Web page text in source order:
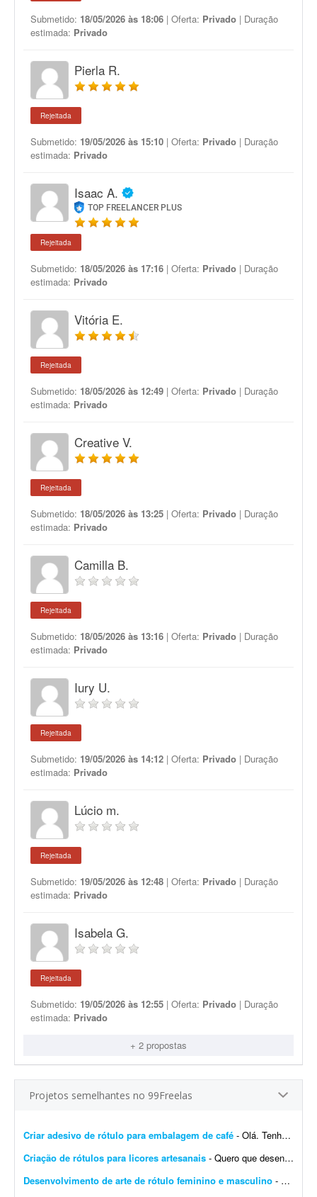
Submetido: 18/05/2026 às 18:06 | Oferta: Privado | Duração
estimada: Privado
Pierla R.
Rejeitada
Submetido: 19/05/2026 às 15:10 | Oferta: Privado | Duração
estimada: Privado
Isaac A.
TOP FREELANCER PLUS
Rejeitada
Submetido: 18/05/2026 às 17:16 | Oferta: Privado | Duração
estimada: Privado
Vitória E.
Rejeitada
Submetido: 18/05/2026 às 12:49 | Oferta: Privado | Duração
estimada: Privado
Creative V.
Rejeitada
Submetido: 18/05/2026 às 13:25 | Oferta: Privado | Duração
estimada: Privado
Camilla B.
Rejeitada
Submetido: 18/05/2026 às 13:16 | Oferta: Privado | Duração
estimada: Privado
Iury U.
Rejeitada
Submetido: 19/05/2026 às 14:12 | Oferta: Privado | Duração
estimada: Privado
Lúcio m.
Rejeitada
Submetido: 19/05/2026 às 12:48 | Oferta: Privado | Duração
estimada: Privado
Isabela G.
Rejeitada
Submetido: 19/05/2026 às 12:55 | Oferta: Privado | Duração
estimada: Privado
+ 2 propostas
Projetos semelhantes no 99Freelas
Criar adesivo de rótulo para embalagem de café - Olá. Tenho toda a ideia na cabeça: imagens, fontes e ilustrações de exemplo, mas preciso montar essa ideia em um rótulo adesivo para embalagem de café com ...
Criação de rótulos para licores artesanais - Quero que desenvolva rótulos para meus licores artesanais e faça uma análise do logotipo para verificar se é necessário melhorar ou não.
Desenvolvimento de arte de rótulo feminino e masculino - O trabalho refere-se ao desenvolvimento de uma arte para rótulo (feminino e masculino), devendo conter os seguintes elementos: -> Logotipo da marca; -> Indicação de volu...